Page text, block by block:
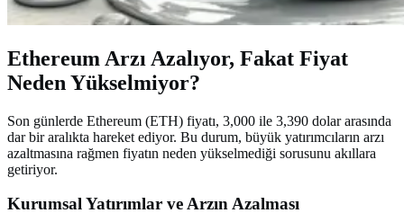
Ethereum Arzı Azalıyor, Fakat Fiyat
Neden Yükselmiyor?
Son günlerde Ethereum (ETH) fiyatı, 3,000 ile 3,390 dolar arasında
dar bir aralıkta hareket ediyor. Bu durum, büyük yatırımcıların arzı
azaltmasına rağmen fiyatın neden yükselmediği sorusunu akıllara
getiriyor.
Kurumsal Yatırımlar ve Arzın Azalması